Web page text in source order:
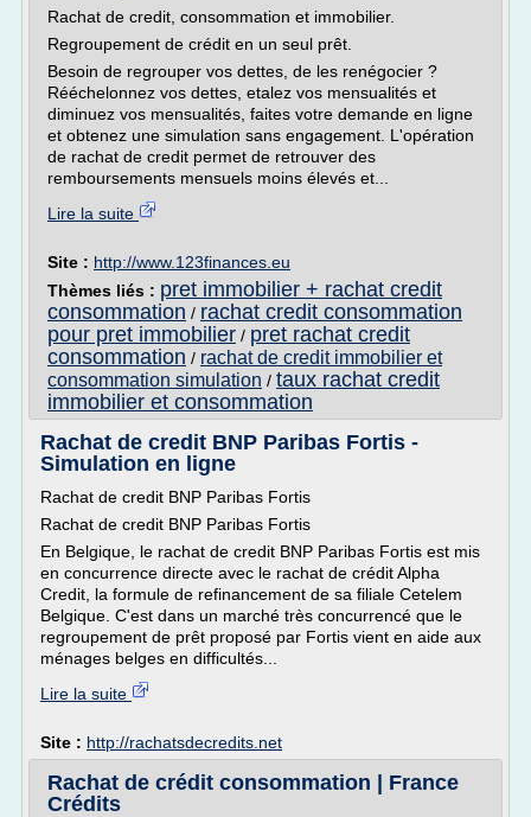
Rachat de credit, consommation et immobilier.
Regroupement de crédit en un seul prêt.
Besoin de regrouper vos dettes, de les renégocier ?
Rééchelonnez vos dettes, etalez vos mensualités et
diminuez vos mensualités, faites votre demande en ligne
et obtenez une simulation sans engagement. L'opération
de rachat de credit permet de retrouver des
remboursements mensuels moins élevés et...
Lire la suite
Site : http://www.123finances.eu
Thèmes liés : pret immobilier + rachat credit
consommation / rachat credit consommation
pour pret immobilier / pret rachat credit
consommation / rachat de credit immobilier et
consommation simulation / taux rachat credit
immobilier et consommation
Rachat de credit BNP Paribas Fortis -
Simulation en ligne
Rachat de credit BNP Paribas Fortis
Rachat de credit BNP Paribas Fortis
En Belgique, le rachat de credit BNP Paribas Fortis est mis
en concurrence directe avec le rachat de crédit Alpha
Credit, la formule de refinancement de sa filiale Cetelem
Belgique. C'est dans un marché très concurrencé que le
regroupement de prêt proposé par Fortis vient en aide aux
ménages belges en difficultés...
Lire la suite
Site : http://rachatsdecredits.net
Rachat de crédit consommation | France
Crédits